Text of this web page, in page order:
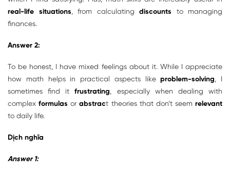
real-life situations, from calculating discounts to managing
finances.
Answer 2:
To be honest, I have mixed feelings about it. While I appreciate
how math helps in practical aspects likeproblem-solving, I
sometimes find itfrustrating, especially when dealing with
complexformulas orabstract theories that don’t seem relevant
to daily life.
Dịch nghĩa
Answer 1: